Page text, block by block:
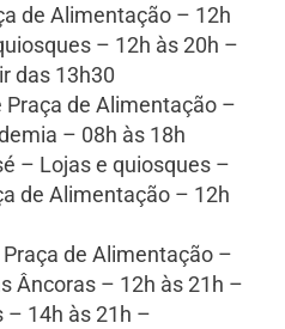
de Alimentação – 12h
– 12h às 20h –
das 13h30
Praça de Alimentação –
– 08h às 18h
– Lojas e quiosques –
de Alimentação – 12h
de Alimentação –
Âncoras – 12h às 21h –
– 14h às 21h –